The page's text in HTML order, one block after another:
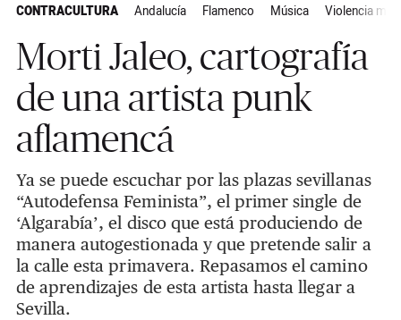
CONTRACULTURA Andalucía Flamenco Música Violencia
Morti Jaleo, cartografía
de una artista punk
aflamencá
Ya se puede escuchar por las plazas sevillanas
“Autodefensa Feminista”, el primer single de
‘Algarabía’, el disco que está produciendo de
manera autogestionada y que pretende salir a
la calle esta primavera. Repasamos el camino
de aprendizajes de esta artista hasta llegar a
Sevilla.